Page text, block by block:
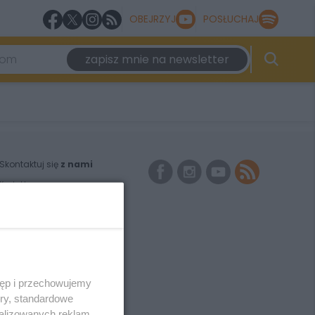
OBEJRZYJ POSŁUCHAJ
zapisz mnie na newsletter
Skontaktuj się z nami
Kontakt
i przechowujemy
standardowe